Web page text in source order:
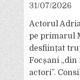
31/07/2026
Actorul
pe primarul
desființat
Focșani „din
actori”.